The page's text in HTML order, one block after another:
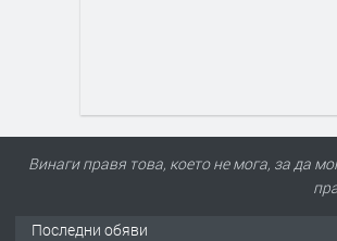
Винаги правя това, което не мога, за да
Последни обяви